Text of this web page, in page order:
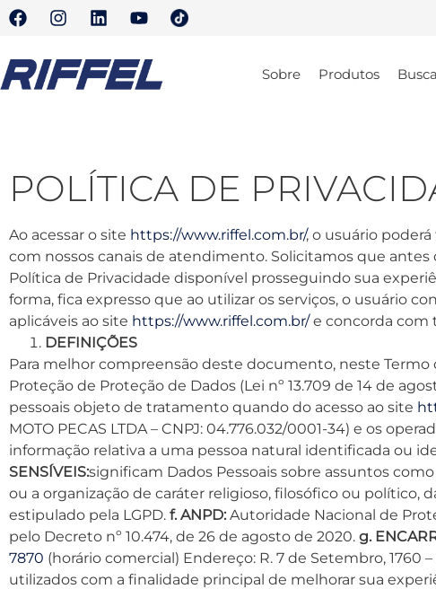
Sobre Produtos
POLÍTICA DE
Ao acessar o site https://www.riffel.com.br/, o usuário
com nossos canais de atendimento. Solicitamos que
Política de Privacidade disponível prosseguindo sua
forma, fica expresso que ao utilizar os serviços, o usuário
aplicáveis ao site https://www.riffel.com.br/e concorda com
DEFINIÇÕES
Para melhor compreensão deste documento, neste Termo
Proteção de Proteção de Dados (Lei nº 13.709 de 14 de
pessoais objeto de tratamento quando do acesso ao site
MOTO PECAS LTDA – CNPJ: 04.776.032/0001-34) e os
informação relativa a uma pessoa natural identificada ou
SENSÍVEIS:significam Dados Pessoais sobre assuntos
ou a organização de caráter religioso, filosófico ou
estipulado pela LGPD. f. ANPD: Autoridade Nacional de
pelo Decreto nº 10.474, de 26 de agosto de 2020. g.
7870 (horário comercial) Endereço: R. 7 de Setembro, 1760
utilizados com a finalidade principal de melhorar sua